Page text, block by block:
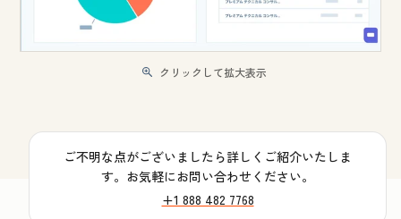
クリックして拡大表示
ご不明な点がございましたら詳しくご紹介いたしま
す。お気軽にお問い合わせください。
+1 888 482 7768